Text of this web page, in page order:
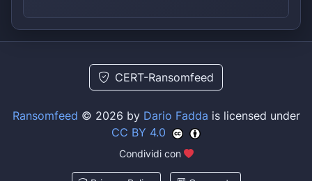
CERT-Ransomfeed
Ransomfeed © 2026 by Dario Fadda is licensed under
CC BY 4.0
Condividi con